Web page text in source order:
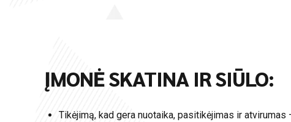
ĮMONĖ SKATINA IR SIŪLO:
Tikėjimą, kad gera nuotaika, pasitikėjimas ir